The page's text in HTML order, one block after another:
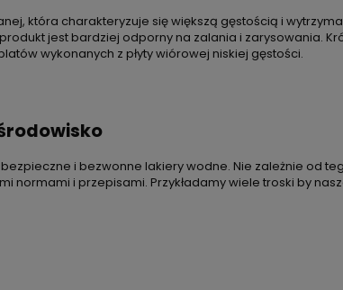
która charakteryzuje się większą gęstością i
jest bardziej odporny na zalania i zarysowania.
wykonanych z płyty wiórowej niskiej gęstości.
i bezwonne lakiery wodne. Nie zależnie od
normami i przepisami. Przykładamy wiele troski by